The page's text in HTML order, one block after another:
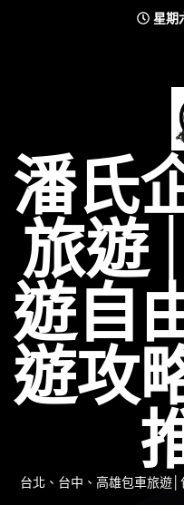
星期
潘氏
旅遊
遊自
遊攻
台北、台中、高雄包車旅遊